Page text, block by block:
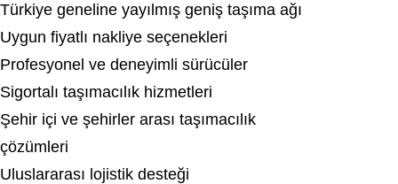
Türkiye geneline yayılmış geniş taşıma ağı
Uygun fiyatlı nakliye seçenekleri
Profesyonel ve deneyimli sürücüler
Sigortalı taşımacılık hizmetleri
Şehir içi ve şehirler arası taşımacılık
çözümleri
Uluslararası lojistik desteği